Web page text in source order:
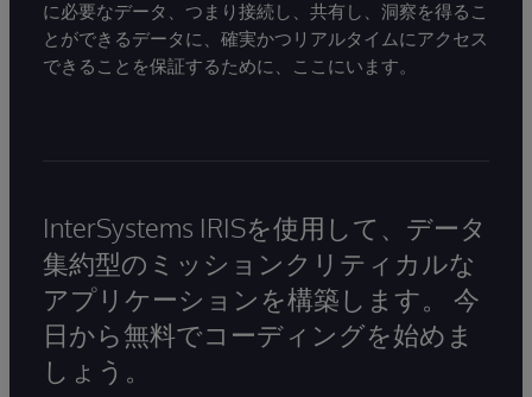
に必要なデータ、つまり接続し、共有し、洞察を得るこ
とができるデータに、確実かつリアルタイムにアクセス
できることを保証するために、ここにいます。
InterSystems IRISを使用して、データ
集約型のミッションクリティカルな
アプリケーションを構築します。 今
日から無料でコーディングを始めま
しょう。